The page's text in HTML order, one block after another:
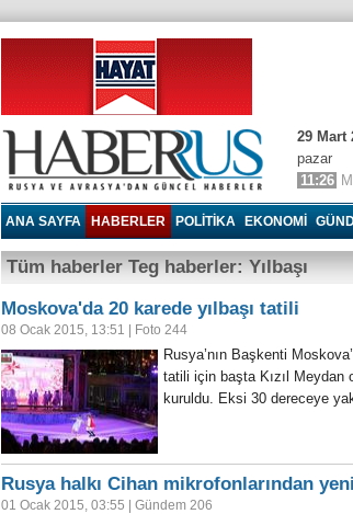
Haberrus.com
29 Mart
pazar
11:26
ANA SAYFA HABERLER POLITIKA EKONOMI
Tüm haberler Teg haberler: Yılbaşı
Moskova'da 20 karede yılbaşı tatili
08 Ocak 2015, 13:51 Foto 244
Rusya’nın Başkenti
tatili için başta Kızıl Meydan
kuruldu. Eksi 30 dereceye
Rusya halkı Cihan mikrofonlarından yeni
01 Ocak 2015, 03:55 Gündem 206